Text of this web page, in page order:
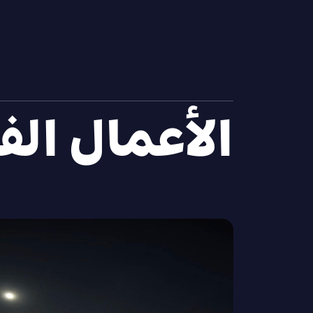
الأعمال